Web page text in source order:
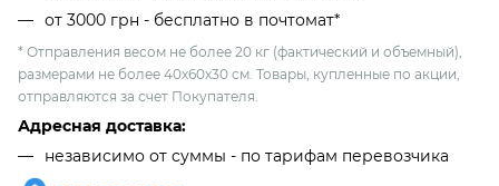
от 3000 грн - бесплатно в почтомат*
* Отправления весом не более 20 кг (фактический и объемный),
размерами не более 40х60х30 см. Товары, купленные по акции,
отправляются за счет Покупателя.
Адресная доставка:
независимо от cуммы - по тарифам перевозчика